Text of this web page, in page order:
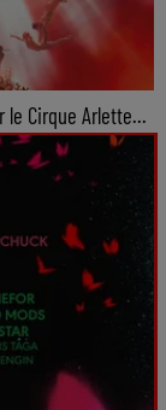
Cirque Arlette...